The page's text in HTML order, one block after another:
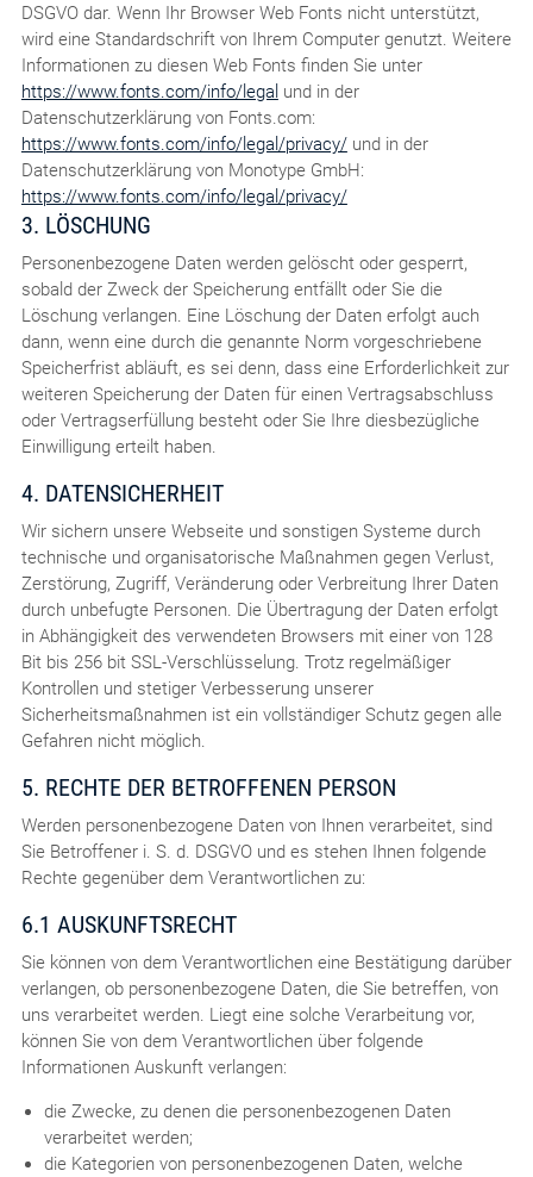
DSGVO dar. Wenn Ihr Browser Web Fonts nicht unterstützt,
wird eine Standardschrift von Ihrem Computer genutzt. Weitere
Informationen zu diesen Web Fonts finden Sie unter
https://www.fonts.com/info/legal und in der
Datenschutzerklärung von Fonts.com:
https://www.fonts.com/info/legal/privacy/und in der
Datenschutzerklärung von Monotype GmbH:
https://www.fonts.com/info/legal/privacy/
3. LÖSCHUNG
Personenbezogene Daten werden gelöscht oder gesperrt,
sobald der Zweck der Speicherung entfällt oder Sie die
Löschung verlangen. Eine Löschung der Daten erfolgt auch
dann, wenn eine durch die genannte Norm vorgeschriebene
Speicherfrist abläuft, es sei denn, dass eine Erforderlichkeit zur
weiteren Speicherung der Daten für einen Vertragsabschluss
oder Vertragserfüllung besteht oder Sie Ihre diesbezügliche
Einwilligung erteilt haben.
4. DATENSICHERHEIT
Wir sichern unsere Webseite und sonstigen Systeme durch
technische und organisatorische Maßnahmen gegen Verlust,
Zerstörung, Zugriff, Veränderung oder Verbreitung Ihrer Daten
durch unbefugte Personen. Die Übertragung der Daten erfolgt
in Abhängigkeit des verwendeten Browsers mit einer von 128
Bit bis 256 bit SSL-Verschlüsselung. Trotz regelmäßiger
Kontrollen und stetiger Verbesserung unserer
Sicherheitsmaßnahmen ist ein vollständiger Schutz gegen alle
Gefahren nicht möglich.
5. RECHTE DER BETROFFENEN PERSON
Werden personenbezogene Daten von Ihnen verarbeitet, sind
Sie Betroffener i. S. d. DSGVO und es stehen Ihnen folgende
Rechte gegenüber dem Verantwortlichen zu:
6.1 AUSKUNFTSRECHT
Sie können von dem Verantwortlichen eine Bestätigung darüber
verlangen, ob personenbezogene Daten, die Sie betreffen, von
uns verarbeitet werden. Liegt eine solche Verarbeitung vor,
können Sie von dem Verantwortlichen über folgende
Informationen Auskunft verlangen:
die Zwecke, zu denen die personenbezogenen Daten
verarbeitet werden;
die Kategorien von personenbezogenen Daten, welche